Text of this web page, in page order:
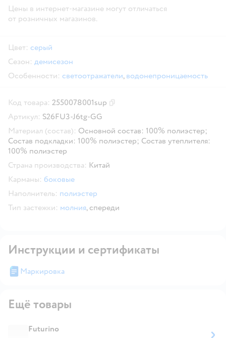
Цены в интернет-магазине могут отличаться
от розничных магазинов.
Цвет: серый
Сезон: демисезон
Особенности: светоотражатели, водонепроницаемость
Код товара: 2550078001sup
Артикул: S26FU3-J6tg-GG
Материал (состав): Основной состав: 100% полиэстер;
Состав подкладки: 100% полиэстер; Состав утеплителя:
100% полиэстер
Страна производства: Китай
Карманы: боковые
Наполнитель: полиэстер
Тип застежки: молния, спереди
Инструкции и сертификаты
Маркировка
Ещё товары
Futurino